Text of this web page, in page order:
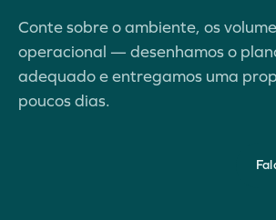
Conte sobre o ambiente, os
operacional — desenhamos o
adequado e entregamos uma
poucos dias.